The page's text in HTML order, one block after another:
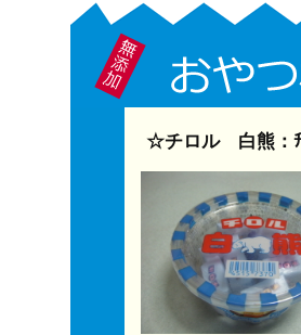
☆チロル 白熊：